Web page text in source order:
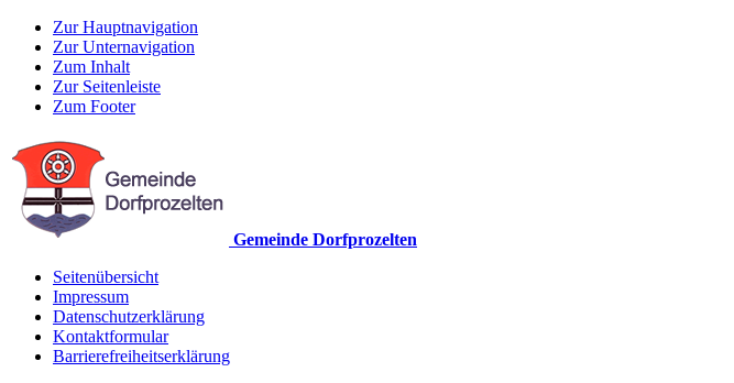
Zur Hauptnavigation
Zur Unternavigation
Zum Inhalt
Zur Seitenleiste
Zum Footer
Gemeinde Dorfprozelten
Seitenübersicht
Impressum
Datenschutzerklärung
Kontaktformular
Barrierefreiheitserklärung